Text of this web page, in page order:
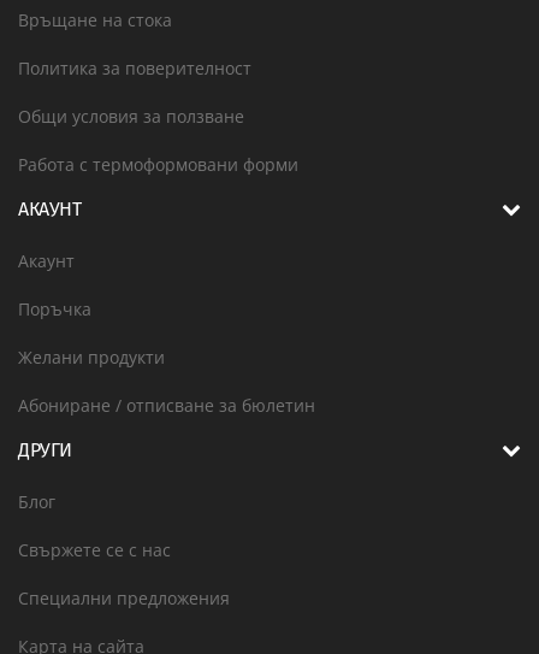
Връщане на стока
Политика за поверителност
Общи условия за ползване
Работа с термоформовани форми
АКАУНТ
Акаунт
Поръчка
Желани продукти
Абониране / отписване за бюлетин
ДРУГИ
Блог
Свържете се с нас
Специални предложения
Карта на сайта